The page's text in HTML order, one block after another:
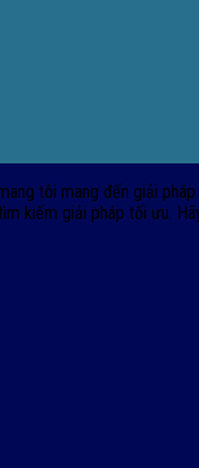
tôi mang đến giải
kiếm giải pháp tối ưu.